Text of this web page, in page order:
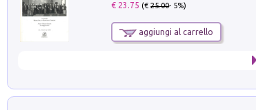
€ 23.75 (€25.00- 5%)
aggiungi al carrello